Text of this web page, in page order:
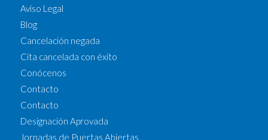
Aviso Legal
Blog
Cancelación negada
Cita cancelada con éxito
Conócenos
Contacto
Contacto
Designación Aprovada
Jornadas de Puertas Abiertas